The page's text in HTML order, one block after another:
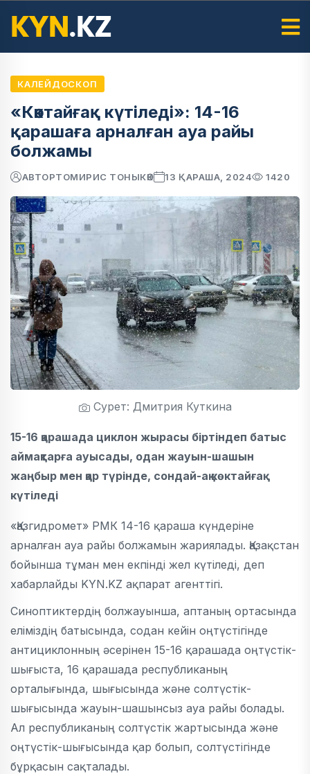
КАЛЕЙДОСКОП
«Көктайғақ күтіледі»: 14-16
қарашаға арналған ауа райы
болжамы
АВТОРТОМИРИС ТОНЫКӨК 13 ҚАРАША, 2024 1420
Сурет: Дмитрия Куткина
15-16 қарашада циклон жырасы біртіндеп батыс
аймақтарға ауысады, одан жауын-шашын
жаңбыр мен қар түрінде, сондай-ақ көктайғақ
күтіледі
«Қазгидромет» РМК 14-16 қараша күндеріне
арналған ауа райы болжамын жариялады. Қазақстан
бойынша тұман мен екпінді жел күтіледі, деп
хабарлайды KYN.KZ ақпарат агенттігі.
Синоптиктердің болжауынша, аптаның ортасында
еліміздің батысында, содан кейін оңтүстігінде
антициклонның әсерінен 15-16 қарашада оңтүстік-
шығыста, 16 қарашада республиканың
орталығында, шығысында және солтүстік-
шығысында жауын-шашынсыз ауа райы болады.
Ал республиканың солтүстік жартысында және
оңтүстік-шығысында қар болып, солтүстігінде
бұрқасын сақталады.